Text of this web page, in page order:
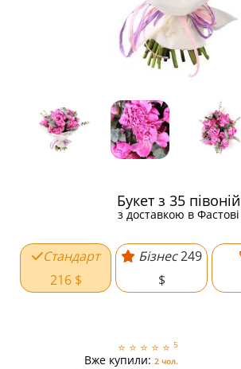
Букет з 35 півоній
з доставкою в Фастові
Стандарт
216 $
Бізнес249
$
⭐ ⭐ ⭐ ⭐ ⭐ 5
Вже купили: 2 чол.